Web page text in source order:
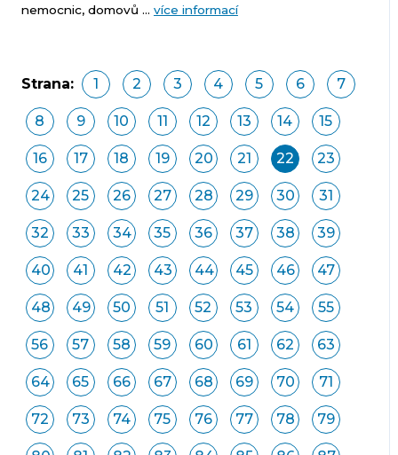
nemocnic, domovů ... více informací
Strana: 1 2 3 4 5 6 7
8 9 10 11 12 13 14 15
16 17 18 19 20 21 22 23
24 25 26 27 28 29 30 31
32 33 34 35 36 37 38 39
40 41 42 43 44 45 46 47
48 49 50 51 52 53 54 55
56 57 58 59 60 61 62 63
64 65 66 67 68 69 70 71
72 73 74 75 76 77 78 79